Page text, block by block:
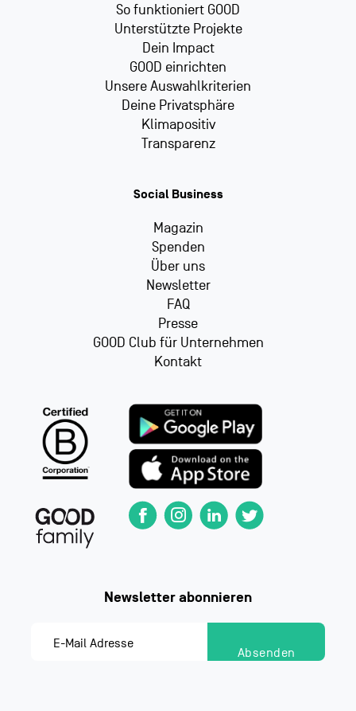
So funktioniert GOOD
Unterstützte Projekte
Dein Impact
GOOD einrichten
Unsere Auswahlkriterien
Deine Privatsphäre
Klimapositiv
Transparenz
Social Business
Magazin
Spenden
Über uns
Newsletter
FAQ
Presse
GOOD Club für Unternehmen
Kontakt